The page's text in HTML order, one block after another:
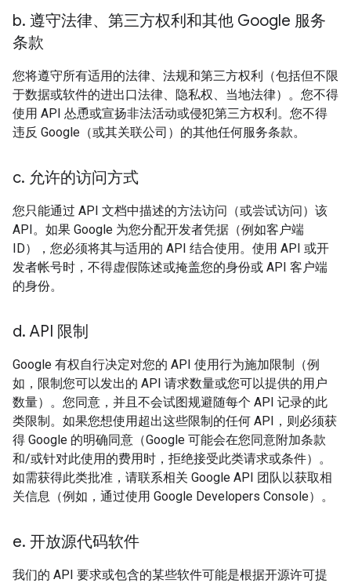
b. 遵守法律、第三方权利和其他 Google 服务
条款
您将遵守所有适用的法律、法规和第三方权利（包括但不限
于数据或软件的进出口法律、隐私权、当地法律）。您不得
使用 API 怂恿或宣扬非法活动或侵犯第三方权利。您不得
违反 Google（或其关联公司）的其他任何服务条款。
c. 允许的访问方式
您只能通过 API 文档中描述的方法访问（或尝试访问）该
API。如果 Google 为您分配开发者凭据（例如客户端
ID），您必须将其与适用的 API 结合使用。使用 API 或开
发者帐号时，不得虚假陈述或掩盖您的身份或 API 客户端
的身份。
d. API 限制
Google 有权自行决定对您的 API 使用行为施加限制（例
如，限制您可以发出的 API 请求数量或您可以提供的用户
数量）。您同意，并且不会试图规避随每个 API 记录的此
类限制。如果您想使用超出这些限制的任何 API，则必须获
得 Google 的明确同意（Google 可能会在您同意附加条款
和/或针对此使用的费用时，拒绝接受此类请求或条件）。
如需获得此类批准，请联系相关 Google API 团队以获取相
关信息（例如，通过使用 Google Developers Console）。
e. 开放源代码软件
我们的 API 要求或包含的某些软件可能是根据开源许可提